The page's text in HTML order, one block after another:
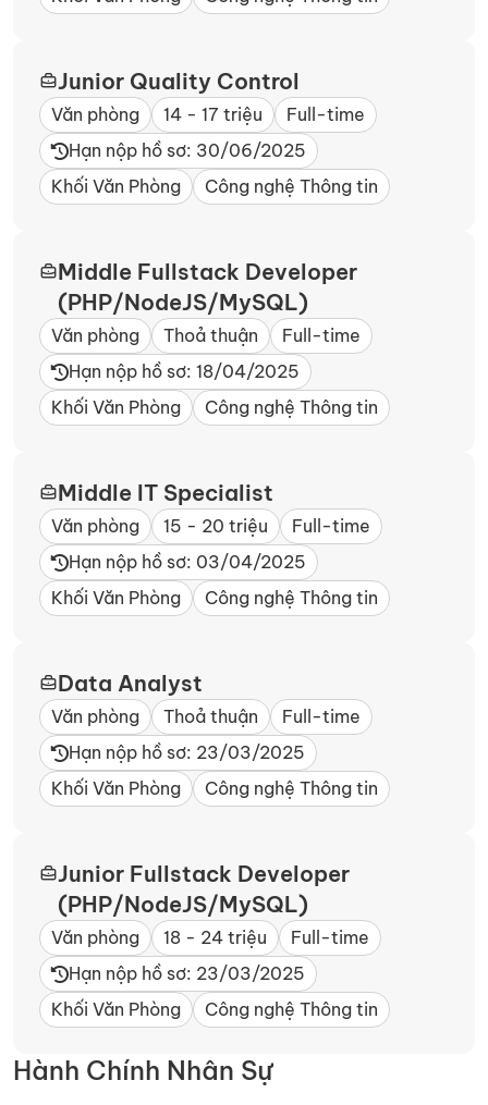
Junior Quality Control
Văn phòng 14 - 17 triệu
Full-time
Hạn nộp hồ sơ: 30/06/2025
Khối Văn Phòng
Công nghệ Thông tin
Middle Fullstack Developer
(PHP/NodeJS/MySQL)
Văn phòng Thoả thuận
Full-time
Hạn nộp hồ sơ: 18/04/2025
Khối Văn Phòng
Công nghệ Thông tin
Middle IT Specialist
Văn phòng 15 - 20 triệu
Full-time
Hạn nộp hồ sơ: 03/04/2025
Khối Văn Phòng
Công nghệ Thông tin
Data Analyst
Văn phòng Thoả thuận
Full-time
Hạn nộp hồ sơ: 23/03/2025
Khối Văn Phòng
Công nghệ Thông tin
Junior Fullstack Developer
(PHP/NodeJS/MySQL)
Văn phòng 18 - 24 triệu
Full-time
Hạn nộp hồ sơ: 23/03/2025
Khối Văn Phòng
Công nghệ Thông tin
Hành Chính Nhân Sự